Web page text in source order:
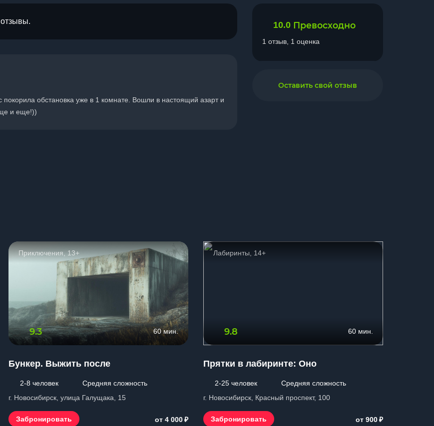
отзывы.
покорила обстановка уже в 1 комнате. Вошли в настоящий азарт и
и еще!))
10.0 Превосходно
1 отзыв, 1 оценка
Оставить свой отзыв
Приключения, 13+
9.3 60 мин.
Бункер. Выжить после
2-8 человек
Средняя сложность
г. Новосибирск, улица Галущака, 15
Забронировать от 4 000₽
Лабиринты, 14+
9.8 60 мин.
Прятки в лабиринте: Оно
2-25 человек
Средняя сложность
г. Новосибирск, Красный проспект, 100
Забронировать от 900₽